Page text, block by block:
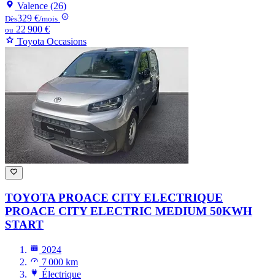
Valence (26)
Dès329 €/mois
ou 22 900 €
Toyota Occasions
TOYOTA PROACE CITY ELECTRIQUE
PROACE CITY ELECTRIC MEDIUM 50KWH
START
2024
7 000 km
Électrique